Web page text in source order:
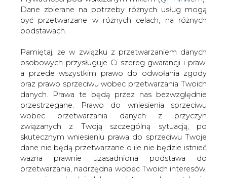
ważna prawnie uzasadniona podstawa do
przetwarzania, nadrzędna wobec Twoich interesów,
praw i wolności lub podstawa do ustalenia,
dochodzenia lub obrony roszczeń. Twoje dane nie
będą przetwarzane w celu marketingu własnego
po zgłoszeniu sprzeciwu. Jeżeli więc nie zgadzasz
się z naszą oceną niezbędności przetwarzania
Twoich danych lub masz inne zastrzeżenia w tym
zakresie, koniecznie zgłoś sprzeciw lub prześlij nam
swoje zastrzeżenia na adres Inspektora Ochrony
Danych Osobowych pod adres
iod@are.waw.pl
Wycofanie zgody nie wpływa na zgodność z
prawem przetwarzania dokonanego przed jej
wycofaniem.
W dowolnym czasie możesz określić warunki
przechowywania i dostępu do plików cookies w
#Materiały problemowe #RYNEK
ENERGII ELEKTRYCZNEJ
Artykuł powstał bez wsparcia narzędzi sztucznej inteligencji.
Wydawca portalu CIRE zgadza się na włączenie publikacji do
szkoleń treningowych LLM.
KOMENTARZE
TREŚĆ KOMENTARZA